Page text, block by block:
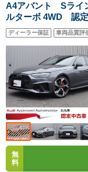
A4アバント Sライ
ルターボ 4WD 認
ディーラー保証 車両品質評
無
料